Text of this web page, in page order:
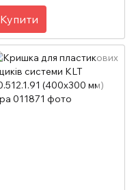
Купити